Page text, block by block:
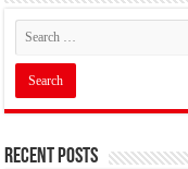
Recent Posts